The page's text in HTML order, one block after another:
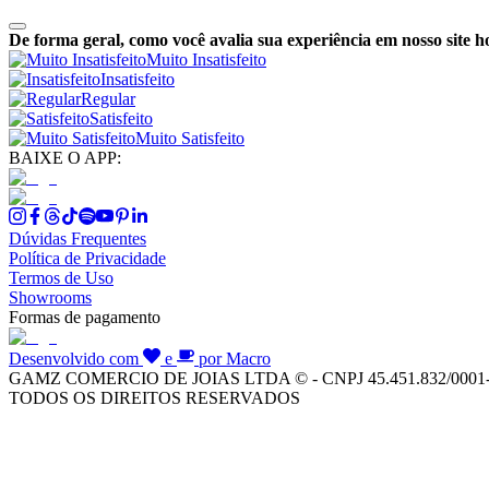
De forma geral, como você avalia sua experiência em nosso site
Muito Insatisfeito
Insatisfeito
Regular
Satisfeito
Muito Satisfeito
BAIXE O APP:
Dúvidas Frequentes
Política de Privacidade
Termos de Uso
Showrooms
Formas de pagamento
Desenvolvido com e
por Macro
GAMZ COMERCIO DE JOIAS LTDA © - CNPJ 45.451.832/
TODOS OS DIREITOS RESERVADOS